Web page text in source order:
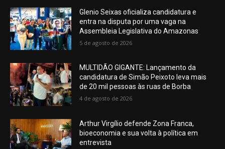
Glenio Seixas oficializa candidatura e
entra na disputa por uma vaga na
Assembleia Legislativa do Amazonas
5 de agosto de 2026
MULTIDÃO GIGANTE: Lançamento da
candidatura de Simão Peixoto leva mais
de 20 mil pessoas às ruas de Borba
4 de agosto de 2026
Arthur Virgílio defende Zona Franca,
bioeconomia e sua volta à política em
entrevista